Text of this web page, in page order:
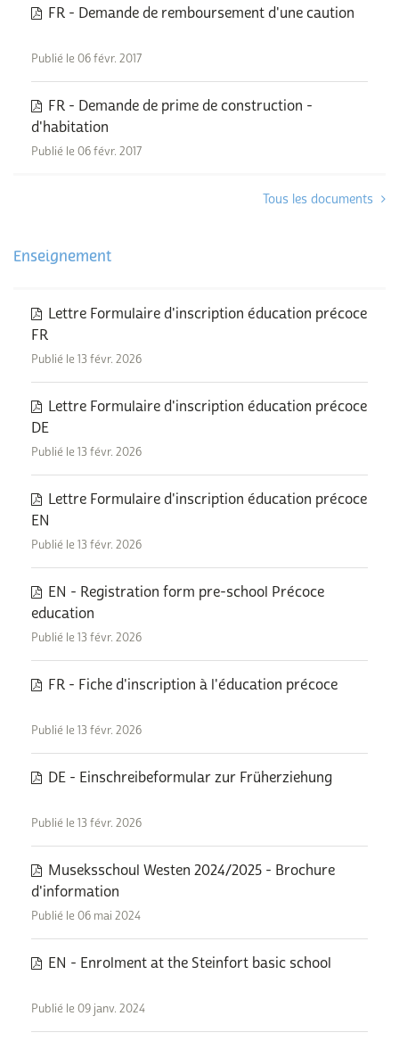
FR - Demande de remboursement d'une caution
Publié le 06 févr. 2017
FR - Demande de prime de construction -
d'habitation
Publié le 06 févr. 2017
Tous les documents
Enseignement
Lettre Formulaire d'inscription éducation précoce
FR
Publié le 13 févr. 2026
Lettre Formulaire d'inscription éducation précoce
DE
Publié le 13 févr. 2026
Lettre Formulaire d'inscription éducation précoce
EN
Publié le 13 févr. 2026
EN - Registration form pre-school Précoce
education
Publié le 13 févr. 2026
FR - Fiche d'inscription à l'éducation précoce
Publié le 13 févr. 2026
DE - Einschreibeformular zur Früherziehung
Publié le 13 févr. 2026
Museksschoul Westen 2024/2025 - Brochure
d'information
Publié le 06 mai 2024
EN - Enrolment at the Steinfort basic school
Publié le 09 janv. 2024